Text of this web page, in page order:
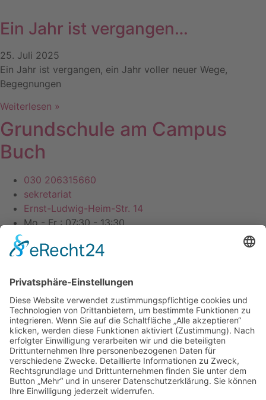
Ein Jahr ist vergangen…
25. Juli 2025
Ein Jahr ist vergangen, ein Jahr voller neuer Wege,
Begegnungen
Weiterlesen »
Grundschule am Campus
Buch
030 206315660
sekretariat
Ernst-Ludwig-Heim-Str. 14
Mo - Fr : 07:30 - 13:30
Impressum